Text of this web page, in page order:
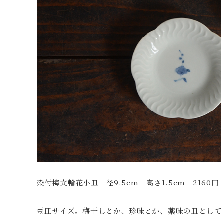
染付梅文輪花小皿 径9.5cm 高さ1.5cm 2160円
豆皿サイズ。梅干しとか、珍味とか、薬味の皿とし